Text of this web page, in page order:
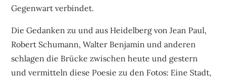
Gegenwart verbindet.
Die Gedanken zu und aus Heidelberg von Jean Paul,
Robert Schumann, Walter Benjamin und anderen
schlagen die Brücke zwischen heute und gestern
und vermitteln diese Poesie zu den Fotos: Eine Stadt,